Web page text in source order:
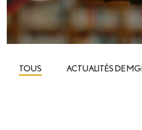
TOUS ACTUALITÉS DE